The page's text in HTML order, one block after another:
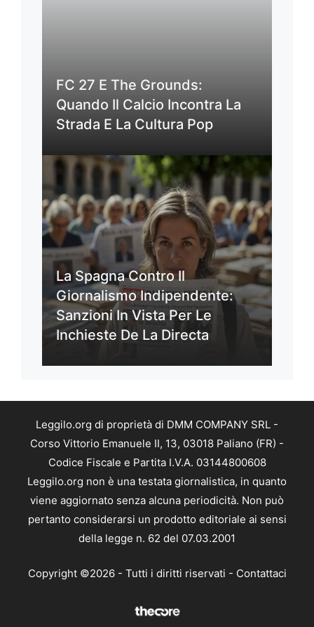
FC 27 E The Grounds:
Quando Il Calcio Incontra La
Strada E La Cultura Pop
La Spagna Contro Il
Giornalismo Indipendente:
Sanzioni In Vista Per Le
Inchieste De La Directa
Leggilo.org di proprietà di DMM COMPANY SRL -
Corso Vittorio Emanuele II, 13, 03018 Paliano (FR) -
Codice Fiscale e Partita I.V.A. 03144800608
Leggilo.org non è una testata giornalistica, in quanto
viene aggiornato senza alcuna periodicità. Non può
pertanto considerarsi un prodotto editoriale ai sensi
della legge n. 62 del 07.03.2001
Copyright ©2026 - Tutti i diritti riservati - Contattaci